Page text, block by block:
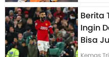
Berita
Ingin
Bisa
Kemas